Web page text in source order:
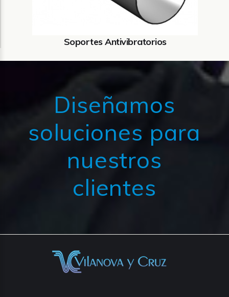
Soportes Antivibratorios
Diseñamos
soluciones para
nuestros
clientes